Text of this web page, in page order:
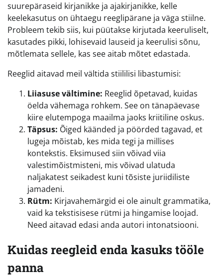
suurepäraseid kirjanikke ja ajakirjanikke, kelle
keelekasutus on ühtaegu reeglipärane ja väga stiilne.
Probleem tekib siis, kui püütakse kirjutada keeruliselt,
kasutades pikki, lohisevaid lauseid ja keerulisi sõnu,
mõtlemata sellele, kas see aitab mõtet edastada.
Reeglid aitavad meil vältida stiililisi libastumisi:
Liiasuse vältimine: Reeglid õpetavad, kuidas
öelda vähemaga rohkem. See on tänapäevase
kiire elutempoga maailma jaoks kriitiline oskus.
Täpsus: Õiged käänded ja pöörded tagavad, et
lugeja mõistab, kes mida tegi ja millises
kontekstis. Eksimused siin võivad viia
valestimõistmisteni, mis võivad ulatuda
naljakatest seikadest kuni tõsiste juriidiliste
jamadeni.
Rütm: Kirjavahemärgid ei ole ainult grammatika,
vaid ka tekstisisese rütmi ja hingamise loojad.
Need aitavad edasi anda autori intonatsiooni.
Kuidas reegleid enda kasuks tööle
panna